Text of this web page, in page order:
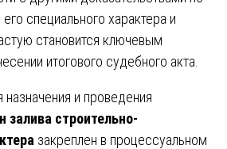
специального характера и
становится ключевым
итогового судебного акта.
и проведения
залива строительно-
закреплен в процессуальном